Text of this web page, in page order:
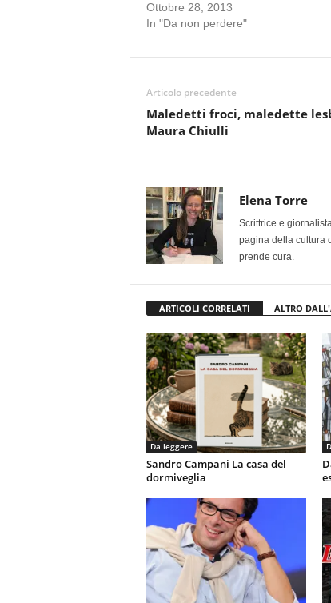
Ottobre 28, 2013
In "Da non perdere"
Articolo precedente
Maledetti froci, maledette
Maura Chiulli
Elena Torre
Scrittrice e
pagina della cultura
prende cura.
ARTICOLI CORRELATI ALTRO
Da leggere
Sandro Campani La casa del
dormiveglia